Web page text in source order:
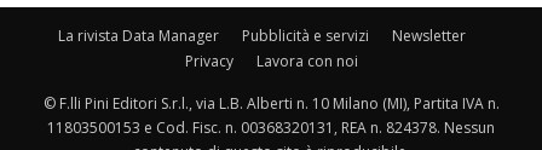
La rivista Data Manager Pubblicità e servizi
Newsletter
Privacy
Lavora con noi
© F.lli Pini Editori S.r.l., via L.B. Alberti n. 10 Milano (MI), Partita IVA n.
11803500153 e Cod. Fisc. n. 00368320131, REA n. 824378. Nessun